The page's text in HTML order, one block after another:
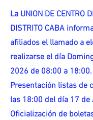
La UNION DE CENTRO
DISTRITO CABA
afiliados el llamado a
realizarse el día
2026 de 08:00 a 18:00.
Presentación listas de
las 18:00 del día 17
Oficialización de